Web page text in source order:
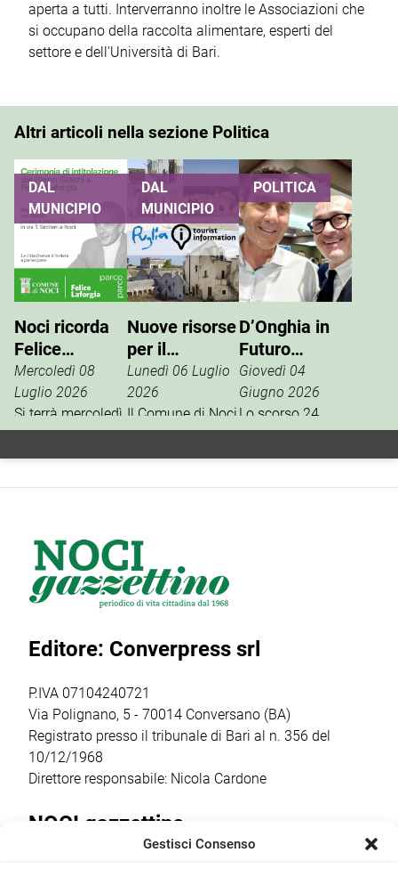
aperta a tutti. Interverranno inoltre le Associazioni che
si occupano della raccolta alimentare, esperti del
settore e dell'Università di Bari.
Altri articoli nella sezione Politica
DAL
MUNICIPIO
Noci ricorda
Felice
Laforgia, il
parco giochi
di via Siciliani
nome
Mercoledì 08
Luglio 2026
Si terrà mercoledì
15 luglio, alle ore
19, al Parco
cerimonia di
intitolazione
dell’area a Felice
Laforgia, già
figura
DAL
MUNICIPIO
Nuove risorse
per il
potenziamento
dell’info point
turistico
Lunedì 06 Luglio
2026
Il Comune di Noci
è tra i beneficiari
della misura
della rete degli
info point
turistici.
Attraverso
2021-2027, il
ottenuto un
finanziamento […]
POLITICA
D’Onghia in
Futuro
Nazionale:
Vannacci è la
vera destra
Giovedì 04
Giugno 2026
Lo scorso 24
aprile, la
segreteria
ratifica per il
Costituente […]
Editore: Converpress srl
P.IVA 07104240721
Via Polignano, 5 - 70014 Conversano (BA)
Registrato presso il tribunale di Bari al n. 356 del
10/12/1968
Direttore responsabile: Nicola Cardone
NOCI gazzettino
Gestisci Consenso